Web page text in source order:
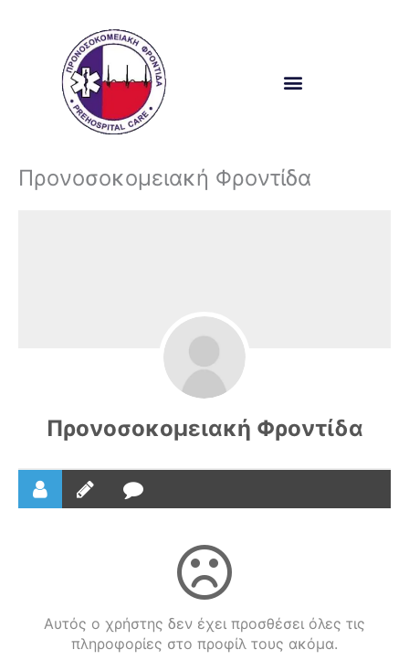
περιεχόμενο
Προνοσοκομειακή Φροντίδα
Προνοσοκομειακή Φροντίδα
Αυτός ο χρήστης δεν έχει προσθέσει όλες τις
πληροφορίες στο προφίλ τους ακόμα.